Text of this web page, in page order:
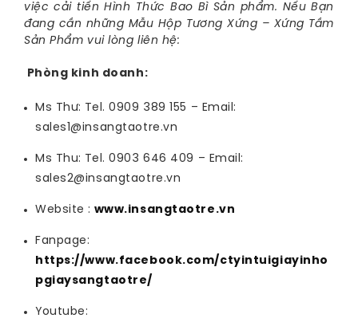
việc cải tiến Hình Thức Bao Bì Sản phẩm. Nếu Bạn
đang cần những Mẫu Hộp Tương Xứng – Xứng Tầm
Sản Phẩm vui lòng liên hệ:
Phòng kinh doanh:
Ms Thư: Tel. 0909 389 155 – Email:
sales1@insangtaotre.vn
Ms Thu: Tel. 0903 646 409 – Email:
sales2@insangtaotre.vn
Website : www.insangtaotre.vn
Fanpage:
https://www.facebook.com/ctyintuigiayinho
pgiaysangtaotre/
Youtube: